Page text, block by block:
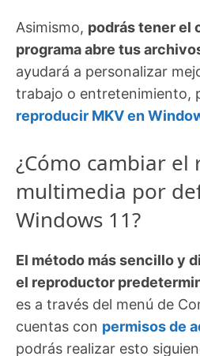
Asimismo, podrás tener el
programa abre tus
ayudará a personalizar
trabajo o entretenimiento,
reproducir MKV en
¿Cómo cambiar
multimedia por
Windows 11?
El método más sencillo y
el reproductor
es a través del menú de
cuentas con permisos de
podrás realizar esto